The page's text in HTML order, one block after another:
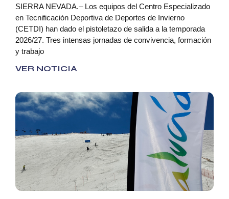
SIERRA NEVADA.– Los equipos del Centro Especializado
en Tecnificación Deportiva de Deportes de Invierno
(CETDI) han dado el pistoletazo de salida a la temporada
2026/27. Tres intensas jornadas de convivencia, formación
y trabajo
VER NOTICIA